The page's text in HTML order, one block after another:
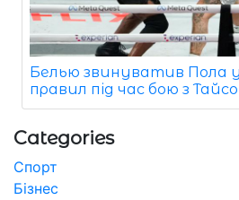
Белью звинуватив Пола
правил під час бою з
Categories
Спорт
Бізнес